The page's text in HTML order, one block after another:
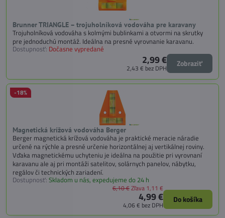
Brunner TRIANGLE – trojuholníková vodováha pre karavany
Trojuholníková vodováha s kolmými bublinkami a otvormi na skrutky
pre jednoduchú montáž. Ideálna na presné vyrovnanie karavanu.
Dostupnosť: Dočasne vypredané
2,99 €
2,43 € bez DPH Zobraziť
Magnetická krížová vodováha Berger
-18%
Berger magnetická krížová vodováha je praktické meracie náradie
určené na rýchle a presné určenie horizontálnej aj vertikálnej roviny.
Vďaka magnetickému uchyteniu je ideálna na použitie pri vyrovnaní
karavanu ale aj pri montáži satelitov, solárnych panelov, nábytku,
regálov či technických zariadení.
Dostupnosť: Skladom u nás, expedujeme do 24 h
4,99 €
4,06 € bez DPH
6,10 €Zľava 1,11 €
Do košíka